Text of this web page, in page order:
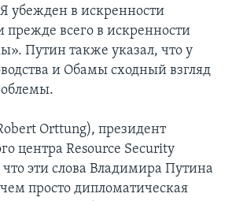
убежден в искренности
всего в искренности
Путин также указал, что у
и Обамы сходный взгляд
Orttung), президент
центра Resource Security
эти слова Владимира Путина
просто дипломатическая